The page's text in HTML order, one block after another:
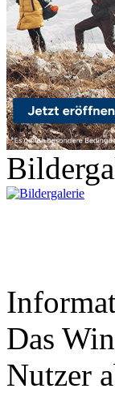
Das
Nutzer